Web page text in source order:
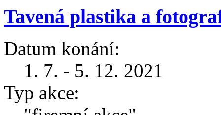
Tavená plastika a
Datum konání:
1. 7. - 5. 12. 2021
Typ akce: